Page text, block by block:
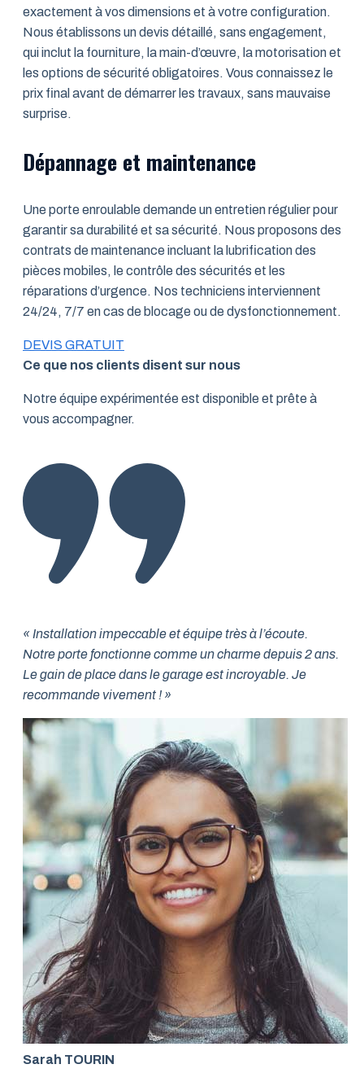
exactement à vos dimensions et à votre configuration.
Nous établissons un devis détaillé, sans engagement,
qui inclut la fourniture, la main-d’œuvre, la motorisation et
les options de sécurité obligatoires. Vous connaissez le
prix final avant de démarrer les travaux, sans mauvaise
surprise.
Dépannage et maintenance
Une porte enroulable demande un entretien régulier pour
garantir sa durabilité et sa sécurité. Nous proposons des
contrats de maintenance incluant la lubrification des
pièces mobiles, le contrôle des sécurités et les
réparations d’urgence. Nos techniciens interviennent
24/24, 7/7 en cas de blocage ou de dysfonctionnement.
DEVIS GRATUIT
Ce que nos clients disent sur nous
Notre équipe expérimentée est disponible et prête à
vous accompagner.
« Installation impeccable et équipe très à l’écoute.
Notre porte fonctionne comme un charme depuis 2 ans.
Le gain de place dans le garage est incroyable. Je
recommande vivement ! »
Sarah TOURIN